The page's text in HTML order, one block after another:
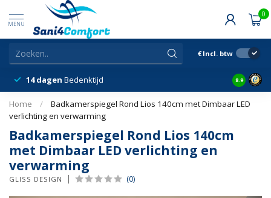
MENU
0
€ Incl. btw
14 dagen Bedenktijd Snelle
8.9
Home /
Badkamerspiegel Rond Lios 140cm met Dimbaar LED
verlichting en verwarming
Badkamerspiegel Rond Lios 140cm
met Dimbaar LED verlichting en
verwarming
GLISS DESIGN (0)